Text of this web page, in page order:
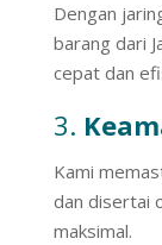
Dengan
barang dari
cepat dan
3.
Kami
dan disertai
maksimal.